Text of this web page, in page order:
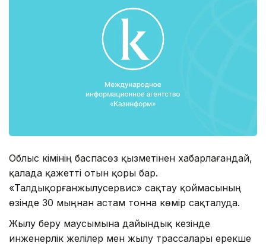
Облыс әкімінің баспасөз қызметінен хабарлағандай,
қалада қажетті отын қоры бар.
«Талдықорғанжылусервис» сақтау қоймасының
өзінде 30 мыңнан астам тонна көмір сақталуда.
Жылу беру маусымына дайындық кезінде
инженерлік желілер мен жылу трассалары ерекше